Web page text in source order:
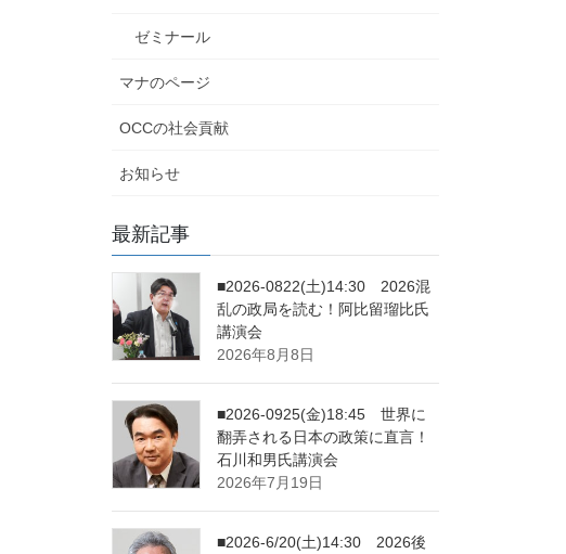
ゼミナール
マナのページ
OCCの社会貢献
お知らせ
最新記事
■2026-0822(土)14:30 2026混
乱の政局を読む！阿比留瑠比氏
講演会
2026年8月8日
■2026-0925(金)18:45 世界に
翻弄される日本の政策に直言！
石川和男氏講演会
2026年7月19日
■2026-6/20(土)14:30 2026後